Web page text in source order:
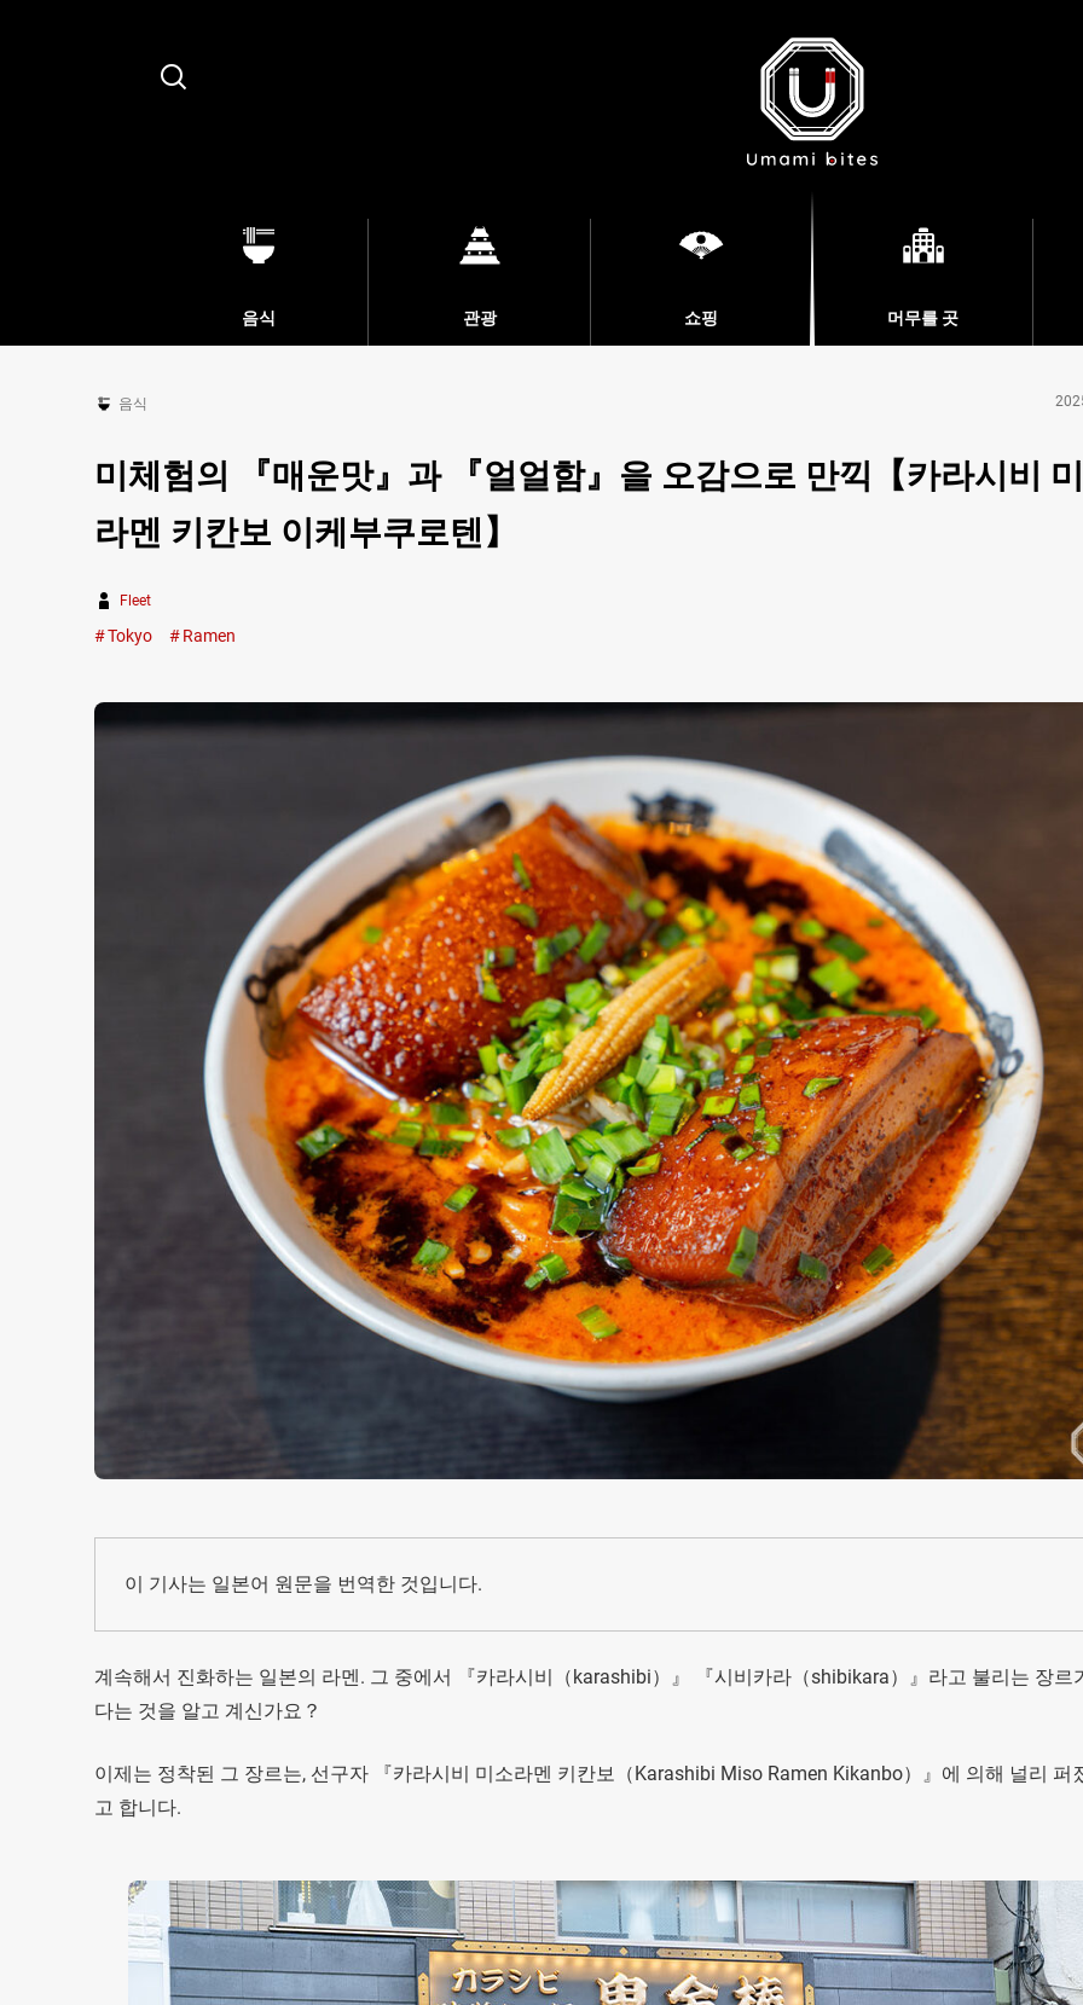
Search
음식 관광 쇼핑 머무를 곳
음식
미체험의 『매운맛』과 『얼얼함』을 오감으로 만끽【카라시비
라멘 키칸보 이케부쿠로텐】
Fleet
Tokyo Ramen
이 기사는 일본어 원문을 번역한 것입니다.
계속해서 진화하는 일본의 라멘. 그 중에서 『카라시비（karashibi）』 『시비카라（shibikara）』라고 불리는 장르
다는 것을 알고 계신가요？
이제는 정착된 그 장르는, 선구자 『카라시비 미소라멘 키칸보（Karashibi Miso Ramen Kikanbo）』에 의해 널리 퍼
고 합니다.